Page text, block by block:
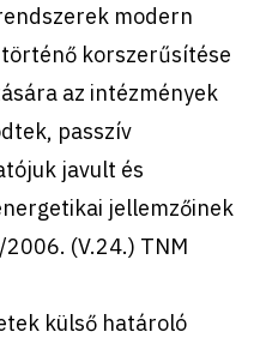
modern
korszerűsítése
az intézmények
passzív
javult és
jellemzőinek
(V.24.) TNM
külső határoló